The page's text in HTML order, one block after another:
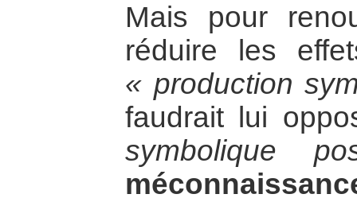
Mais pour
réduire les
« production
faudrait lui
symbolique